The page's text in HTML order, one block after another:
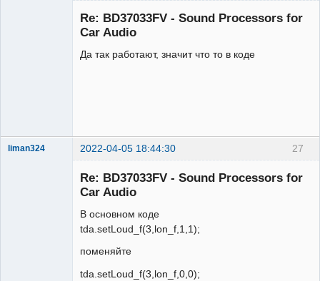
Re: BD37033FV - Sound Processors for
Car Audio
Да так работают, значит что то в коде
27
liman324 2022-04-05 18:44:30
Re: BD37033FV - Sound Processors for
Car Audio
В основном коде
tda.setLoud_f(3,lon_f,1,1);
поменяйте
tda.setLoud_f(3,lon_f,0,0);